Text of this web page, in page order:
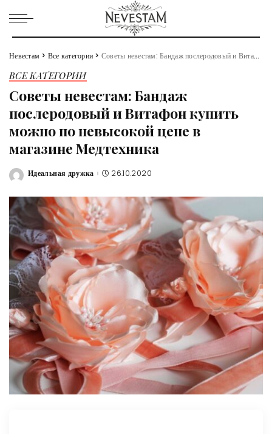
Невестам > Все категории > Советы невестам: Бандаж послеродовый и Витафон купить можно по невысокой цене в магазине Медтехника
ВСЕ КАТЕГОРИИ
Советы невестам: Бандаж
послеродовый и Витафон купить
можно по невысокой цене в
магазине Медтехника
Posted
Идеальная дружка 26.10.2020